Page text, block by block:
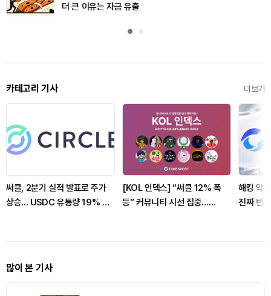
더 큰 이유는 자금 유출
카테고리 기사 더보기
써클, 2분기 실적 발표로 주가
상승... USDC 유통량 19% 증
[KOL 인덱스] “써클 12% 폭
등” 커뮤니티 시선 집중…
해킹 악
진짜 반
많이 본 기사